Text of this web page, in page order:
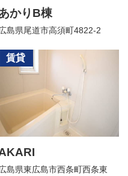
かりB棟
島県尾道市高須町4822-2
賃貸
島県東広島市西条町西条東